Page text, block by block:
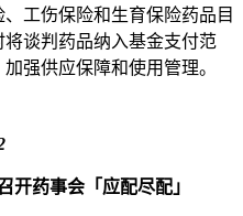
工伤保险和生育保险药品目
谈判药品纳入基金支付范
强供应保障和使用管理。
开药事会「应配尽配」